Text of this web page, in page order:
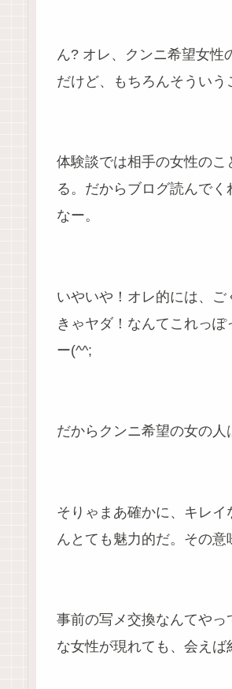
ん? オレ、クンニ希望女性
だけど、もちろんそういう
体験談では相手の女性のこ
る。だからブログ読んで
なー。
いやいや！オレ的には、
きゃヤダ！なんてこれっ
ー(^^;
だからクンニ希望の女の人
そりゃまあ確かに、キレ
んとても魅力的だ。その意
事前の写メ交換なんてや
な女性が現れても、会えば